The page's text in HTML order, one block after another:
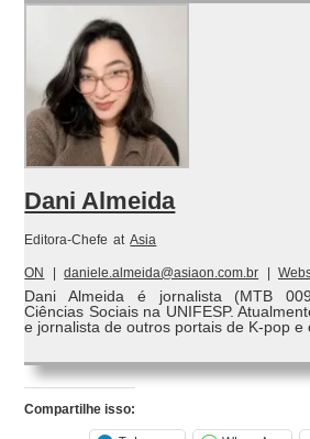
Dani Almeida
Editora-Chefe at Asia
ON daniele.almeida@asiaon.com.br
Dani Almeida é jornalista (MTB
Ciências Sociais na UNIFESP.
e jornalista de outros portais de K-pop e
Compartilhe isso: